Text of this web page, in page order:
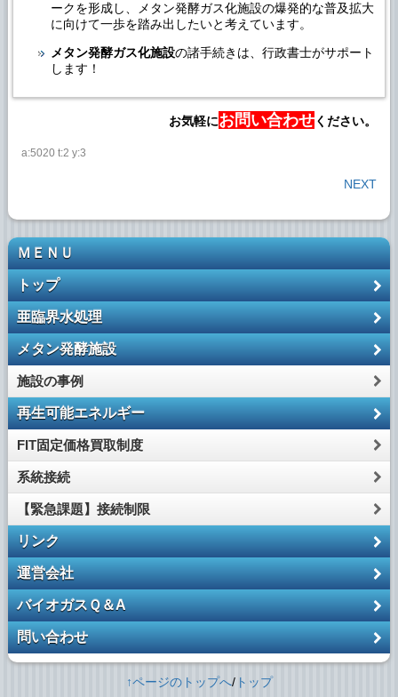
ークを形成し、メタン発酵ガス化施設の爆発的な普及拡大
に向けて一歩を踏み出したいと考えています。
メタン発酵ガス化施設の諸手続きは、行政書士がサポート
します！
お気軽にお問い合わせください。
a:5020 t:2 y:3
NEXT
ＭＥＮＵ
トップ
亜臨界水処理
メタン発酵施設
施設の事例
再生可能エネルギー
FIT固定価格買取制度
系統接続
【緊急課題】接続制限
リンク
運営会社
バイオガスＱ＆A
問い合わせ
↑ページのトップへ/トップ